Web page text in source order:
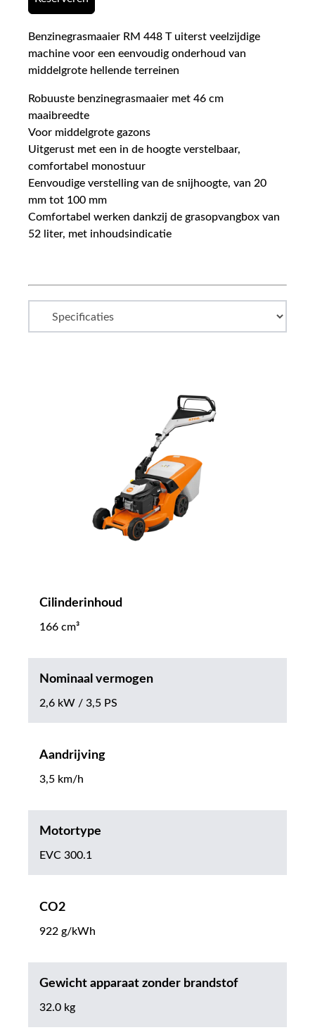
Benzinegrasmaaier RM 448 T uiterst veelzijdige
machine voor een eenvoudig onderhoud van
middelgrote hellende terreinen
Robuuste benzinegrasmaaier met 46 cm
maaibreedte
Voor middelgrote gazons
Uitgerust met een in de hoogte verstelbaar,
comfortabel monostuur
Eenvoudige verstelling van de snijhoogte, van 20
mm tot 100 mm
Comfortabel werken dankzij de grasopvangbox van
52 liter, met inhoudsindicatie
Cilinderinhoud
166 cm³
Nominaal vermogen
2,6 kW / 3,5 PS
Aandrijving
3,5 km/h
Motortype
EVC 300.1
CO2
922 g/kWh
Gewicht apparaat zonder brandstof
32.0 kg